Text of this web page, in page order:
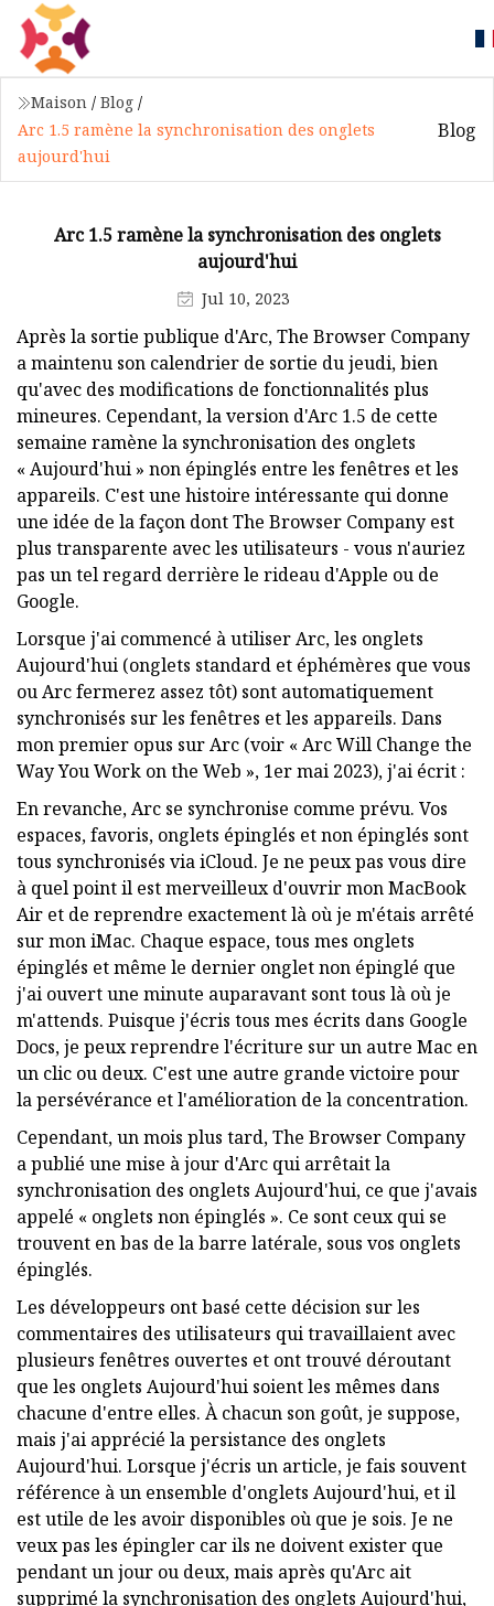
Maison / Blog /
Arc 1.5 ramène la synchronisation des onglets
aujourd'hui
Blog
Arc 1.5 ramène la synchronisation des onglets
aujourd'hui
Jul 10, 2023
Après la sortie publique d'Arc, The Browser Company
a maintenu son calendrier de sortie du jeudi, bien
qu'avec des modifications de fonctionnalités plus
mineures. Cependant, la version d'Arc 1.5 de cette
semaine ramène la synchronisation des onglets
« Aujourd'hui » non épinglés entre les fenêtres et les
appareils. C'est une histoire intéressante qui donne
une idée de la façon dont The Browser Company est
plus transparente avec les utilisateurs - vous n'auriez
pas un tel regard derrière le rideau d'Apple ou de
Google.
Lorsque j'ai commencé à utiliser Arc, les onglets
Aujourd'hui (onglets standard et éphémères que vous
ou Arc fermerez assez tôt) sont automatiquement
synchronisés sur les fenêtres et les appareils. Dans
mon premier opus sur Arc (voir « Arc Will Change the
Way You Work on the Web », 1er mai 2023), j'ai écrit :
En revanche, Arc se synchronise comme prévu. Vos
espaces, favoris, onglets épinglés et non épinglés sont
tous synchronisés via iCloud. Je ne peux pas vous dire
à quel point il est merveilleux d'ouvrir mon MacBook
Air et de reprendre exactement là où je m'étais arrêté
sur mon iMac. Chaque espace, tous mes onglets
épinglés et même le dernier onglet non épinglé que
j'ai ouvert une minute auparavant sont tous là où je
m'attends. Puisque j'écris tous mes écrits dans Google
Docs, je peux reprendre l'écriture sur un autre Mac en
un clic ou deux. C'est une autre grande victoire pour
la persévérance et l'amélioration de la concentration.
Cependant, un mois plus tard, The Browser Company
a publié une mise à jour d'Arc qui arrêtait la
synchronisation des onglets Aujourd'hui, ce que j'avais
appelé « onglets non épinglés ». Ce sont ceux qui se
trouvent en bas de la barre latérale, sous vos onglets
épinglés.
Les développeurs ont basé cette décision sur les
commentaires des utilisateurs qui travaillaient avec
plusieurs fenêtres ouvertes et ont trouvé déroutant
que les onglets Aujourd'hui soient les mêmes dans
chacune d'entre elles. À chacun son goût, je suppose,
mais j'ai apprécié la persistance des onglets
Aujourd'hui. Lorsque j'écris un article, je fais souvent
référence à un ensemble d'onglets Aujourd'hui, et il
est utile de les avoir disponibles où que je sois. Je ne
veux pas les épingler car ils ne doivent exister que
pendant un jour ou deux, mais après qu'Arc ait
supprimé la synchronisation des onglets Aujourd'hui,